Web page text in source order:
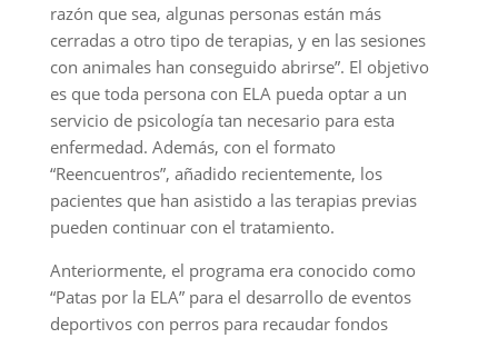
razón que sea, algunas personas están más
cerradas a otro tipo de terapias, y en las sesiones
con animales han conseguido abrirse”. El objetivo
es que toda persona con ELA pueda optar a un
servicio de psicología tan necesario para esta
enfermedad. Además, con el formato
“Reencuentros”, añadido recientemente, los
pacientes que han asistido a las terapias previas
pueden continuar con el tratamiento.
Anteriormente, el programa era conocido como
“Patas por la ELA” para el desarrollo de eventos
deportivos con perros para recaudar fondos